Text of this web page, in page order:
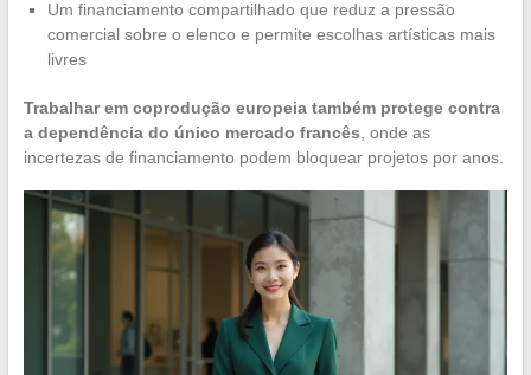
Um financiamento compartilhado que reduz a pressão
comercial sobre o elenco e permite escolhas artísticas mais
livres
Trabalhar em coprodução europeia também protege contra
a dependência do único mercado francês, onde as
incertezas de financiamento podem bloquear projetos por anos.